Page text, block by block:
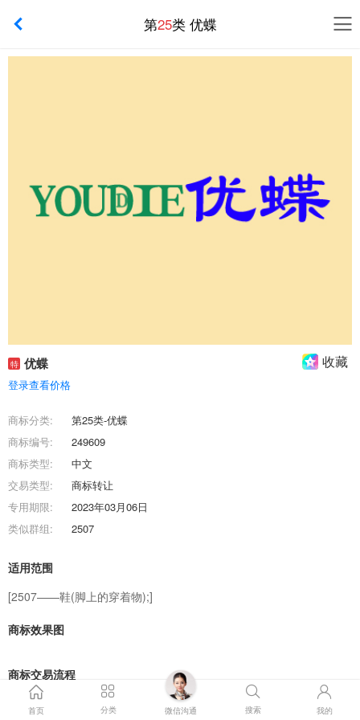
第25类 优蝶
特 优蝶 收藏
登录查看价格
商标分类:
第25类-优蝶
商标编号:
249609
商标类型:
中文
交易类型:
商标转让
专用期限:
2023年03月06日
类似群组:
2507
适用范围
[2507——鞋(脚上的穿着物);]
商标效果图
商标交易流程
首页 分类 微信沟通 搜索 我的